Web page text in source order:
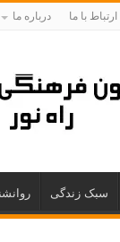
ارتباط با ما درباره ما
سبک زندگی